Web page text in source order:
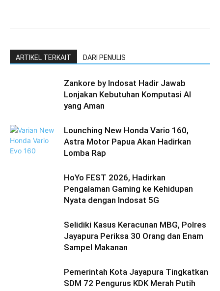
ARTIKEL TERKAIT DARI PENULIS
Zankore by Indosat Hadir Jawab
Lonjakan Kebutuhan Komputasi AI
yang Aman
Lounching New Honda Vario 160,
Astra Motor Papua Akan Hadirkan
Lomba Rap
HoYo FEST 2026, Hadirkan
Pengalaman Gaming ke Kehidupan
Nyata dengan Indosat 5G
Selidiki Kasus Keracunan MBG, Polres
Jayapura Periksa 30 Orang dan Enam
Sampel Makanan
Pemerintah Kota Jayapura Tingkatkan
SDM 72 Pengurus KDK Merah Putih